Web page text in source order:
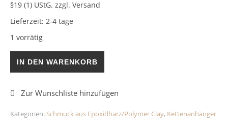
§19 (1) UStG. zzgl. Versand
Lieferzeit: 2-4 tage
1 vorrätig
Kettenanhänger Grün/Goldflocken Epoxidharz Menge
IN DEN WARENKORB
Kategorien: Schmuck aus Epoxidharz/Polymer Clay, Kettenanhänger